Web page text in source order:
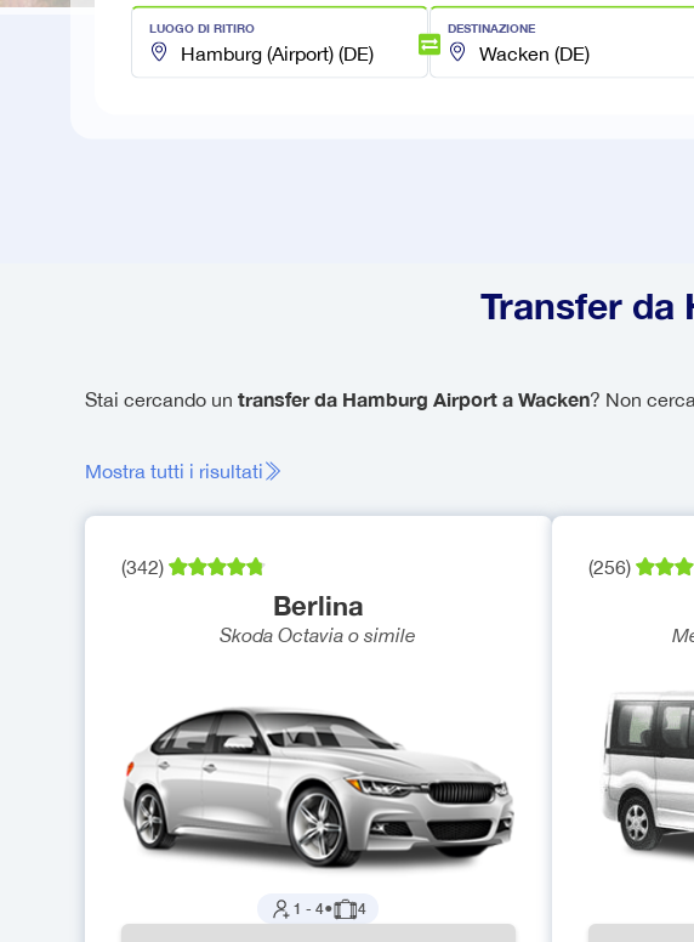
LUOGO DI RITIRO DESTINAZIONE
Transfer da
Stai cercando un transfer da Hamburg Airport a Wacken? Non
Mostra tutti i risultati
(342)
Berlina
Skoda Octavia o simile
1 -4● 4
(256)